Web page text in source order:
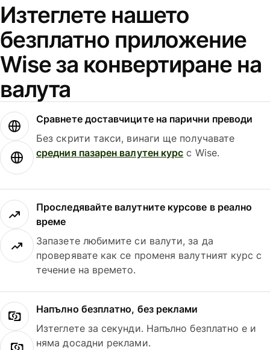
Изтеглете нашето
безплатно приложение
Wise за конвертиране на
валута
Сравнете доставчиците на парични преводи
Без скрити такси, винаги ще получавате
средния пазарен валутен курс с Wise.
Проследявайте валутните курсове в реално
време
Запазете любимите си валути, за да
проверявате как се променя валутният курс с
течение на времето.
Напълно безплатно, без реклами
Изтеглете за секунди. Напълно безплатно е и
няма досадни реклами.